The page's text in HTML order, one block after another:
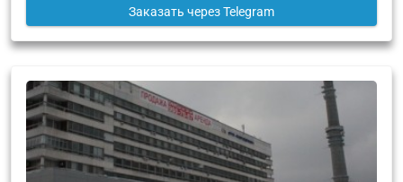
Заказать через Telegram